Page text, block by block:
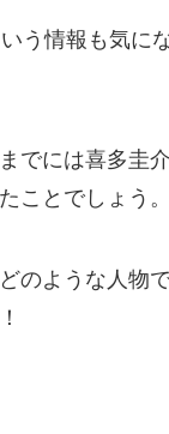
う情報も気に
でには喜多圭
ことでしょう。
のような人物